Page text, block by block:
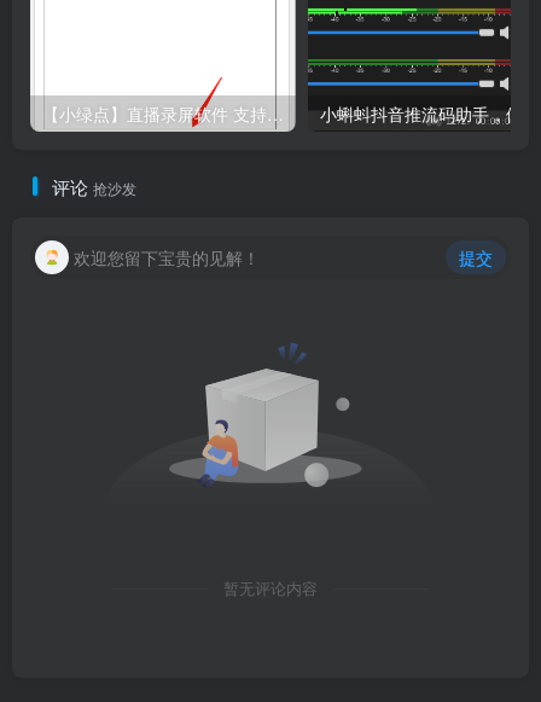
【小绿点】直播录屏软件 支持抖音快手直播屏幕高清录制
评论 抢沙发
欢迎您留下宝贵的见解！ 提交
暂无评论内容